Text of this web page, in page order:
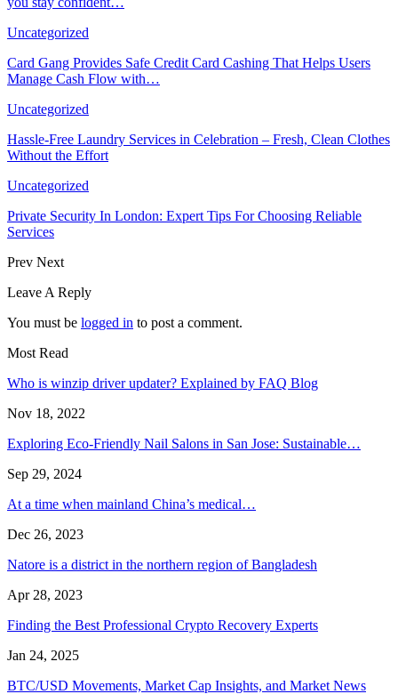
Uncategorized
Card Gang Provides Safe Credit Card Cashing That Helps Users
Manage Cash Flow with…
Uncategorized
Hassle-Free Laundry Services in Celebration – Fresh, Clean Clothes
Without the Effort
Uncategorized
Private Security In London: Expert Tips For Choosing Reliable
Services
Prev Next
Leave A Reply
You must be logged in to post a comment.
Most Read
Who is winzip driver updater? Explained by FAQ Blog
Nov 18, 2022
Exploring Eco-Friendly Nail Salons in San Jose: Sustainable…
Sep 29, 2024
At a time when mainland China’s medical…
Dec 26, 2023
Natore is a district in the northern region of Bangladesh
Apr 28, 2023
Finding the Best Professional Crypto Recovery Experts
Jan 24, 2025
BTC/USD Movements, Market Cap Insights, and Market News